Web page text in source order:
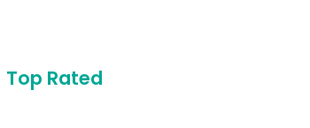
Top Rated